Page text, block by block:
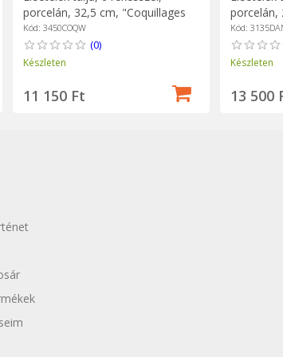
porcelán, 32,5 cm, "Coquillages
White" - Easy Life
Kód: 3450COQW
(0)
Készleten
11 150 Ft
porcelán,
Kód:
Készleten
13 500